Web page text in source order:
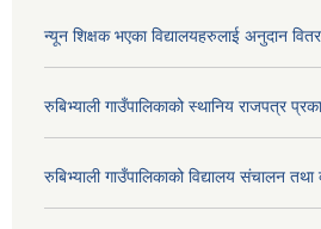
न्यून शिक्षक भएका ‍विद्यालयहरुलाई अनुदान
रुबिभ्याली गाउँपालिकाको स्थानिय राजपत्र
रुबिभ्याली गाउँपालिकाको विद्यालय संचालन